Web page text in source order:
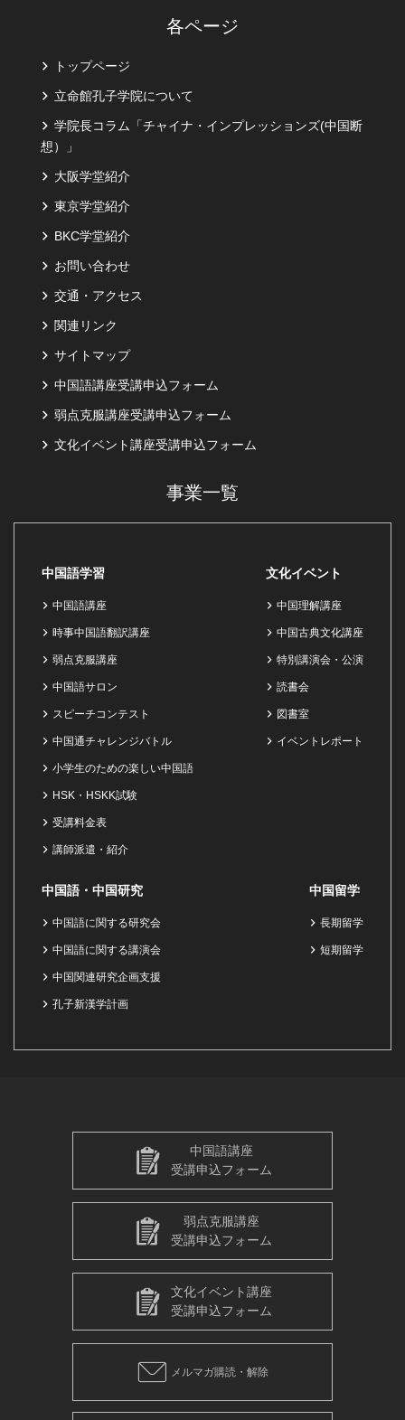
各ページ
トップページ
立命館孔子学院について
学院長コラム「チャイナ・インプレッションズ(中国断
想）」
大阪学堂紹介
東京学堂紹介
BKC学堂紹介
お問い合わせ
交通・アクセス
関連リンク
サイトマップ
中国語講座受講申込フォーム
弱点克服講座受講申込フォーム
文化イベント講座受講申込フォーム
事業一覧
中国語学習
中国語講座
時事中国語翻訳講座
弱点克服講座
中国語サロン
スピーチコンテスト
中国通チャレンジバトル
小学生のための楽しい中国語
HSK・HSKK試験
受講料金表
講師派遣・紹介
文化イベント
中国理解講座
中国古典文化講座
特別講演会・公演
読書会
図書室
イベントレポート
中国語・中国研究
中国語に関する研究会
中国語に関する講演会
中国関連研究企画支援
孔子新漢学計画
中国留学
長期留学
短期留学
中国語講座
受講申込フォーム
弱点克服講座
受講申込フォーム
文化イベント講座
受講申込フォーム
メルマガ購読・解除